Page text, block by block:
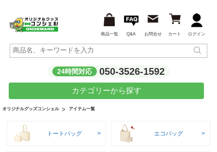
商品一覧 Q&A お問合せ カート ログイン
24時間対応 050-3526-1592
カテゴリーから探す
オリジナルグッズコンシェル アイテム一覧
トートバッグ エコバッグ